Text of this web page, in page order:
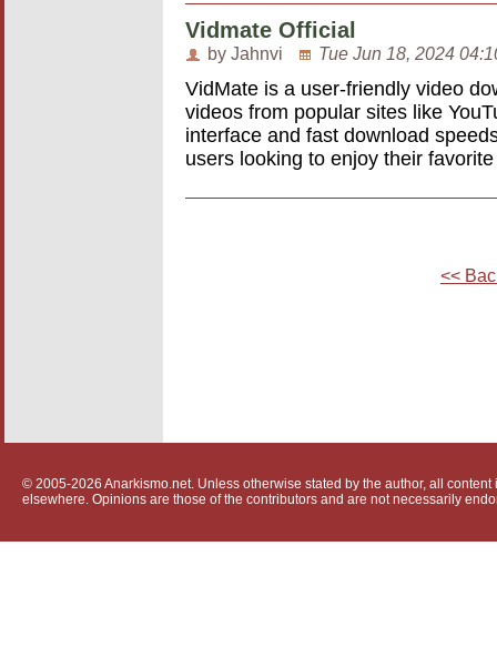
Vidmate Official
by Jahnvi Tue Jun 18, 2024
VidMate is a user-friendly video
videos from popular sites like
interface and fast download
users looking to enjoy their
<<
© 2005-2026 Anarkismo.net. Unless otherwise stated by the author, all
elsewhere. Opinions are those of the contributors and are not necessarily